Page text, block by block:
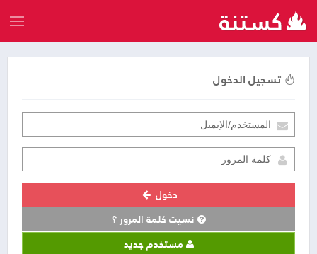
تسجيل الدخول
دخول
نسيت كلمة المرور ؟
مستخدم جديد